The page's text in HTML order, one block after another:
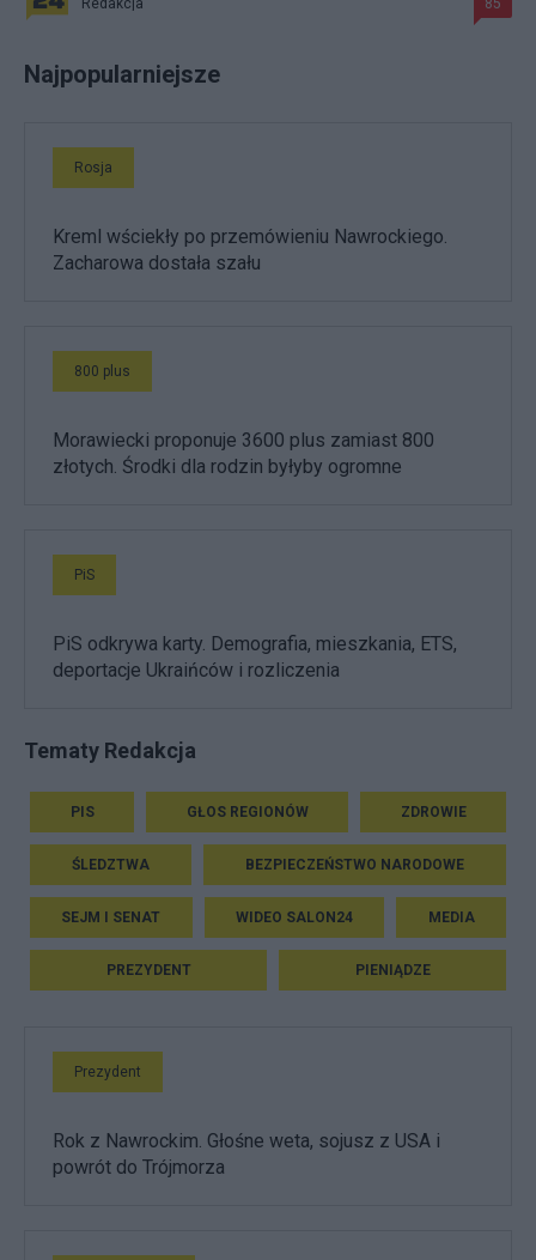
Redakcja 85
Najpopularniejsze
Rosja
Kreml wściekły po przemówieniu Nawrockiego.
Zacharowa dostała szału
800 plus
Morawiecki proponuje 3600 plus zamiast 800
złotych. Środki dla rodzin byłyby ogromne
PiS
PiS odkrywa karty. Demografia, mieszkania, ETS,
deportacje Ukraińców i rozliczenia
Tematy Redakcja
PIS GŁOS REGIONÓW ZDROWIE
ŚLEDZTWA BEZPIECZEŃSTWO NARODOWE
SEJM I SENAT WIDEO SALON24 MEDIA
PREZYDENT PIENIĄDZE
Prezydent
Rok z Nawrockim. Głośne weta, sojusz z USA i
powrót do Trójmorza